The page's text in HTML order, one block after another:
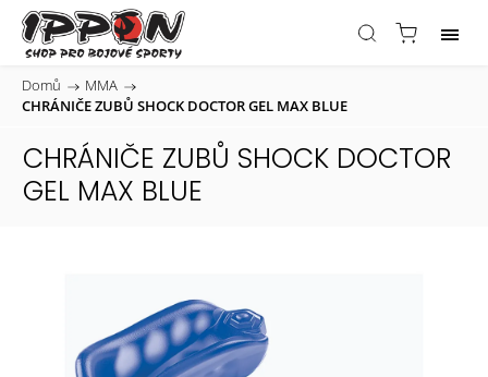
Domů / MMA /
CHRÁNIČE ZUBŮ SHOCK DOCTOR GEL MAX BLUE
CHRÁNIČE ZUBŮ SHOCK DOCTOR
GEL MAX BLUE